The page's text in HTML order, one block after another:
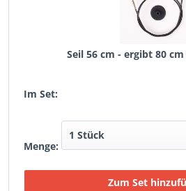
Seil 56 cm - ergibt 80
Im Set:
Menge: